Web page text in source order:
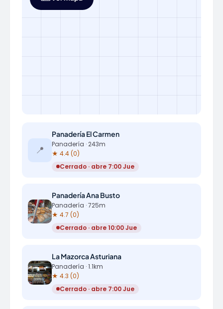
📍
Panadería El Carmen
Panadería · 243m
★ 4.4 (0)
Cerrado · abre 7:00 Jue
Panadería Ana Busto
Panadería · 725m
★ 4.7 (0)
Cerrado · abre 10:00 Jue
La Mazorca Asturiana
Panadería · 1.1km
★ 4.3 (0)
Cerrado · abre 7:00 Jue